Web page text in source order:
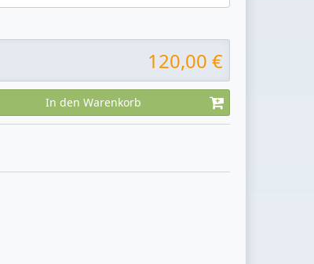
120,00 €
In den Warenkorb